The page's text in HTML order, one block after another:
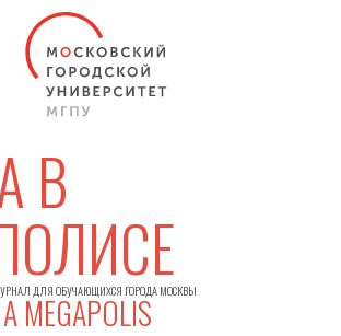
В
ДЛЯ ОБУЧАЮЩИХСЯ ГОРОДА МОСКВЫ
MEGAPOLIS